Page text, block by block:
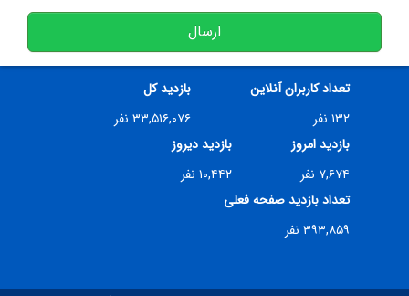
ارسال
تعداد کاربران آنلاین
۱۳۲ نفر
بازدید کل
۳۳,۵۱۶,۰۷۶ نفر
بازدید امروز
۷,۶۷۴ نفر
بازدید دیروز
۱۰,۴۴۲ نفر
تعداد بازدید صفحه فعلی
۳۹۳,۸۵۹ نفر